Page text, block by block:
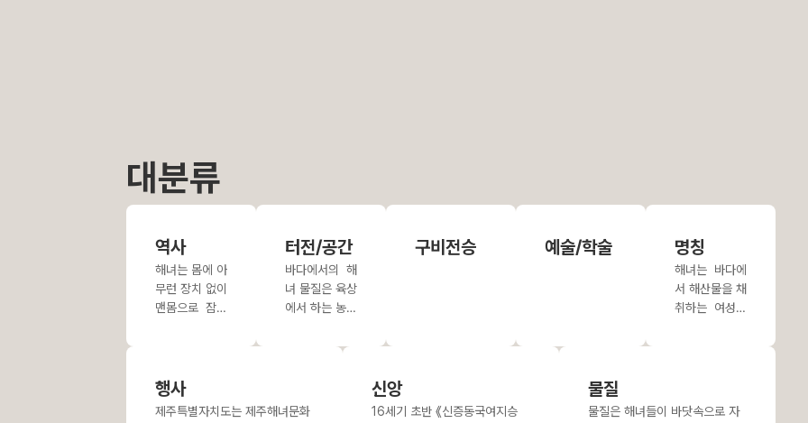
대분류
역사
해녀는 몸에 아
무런 장치 없이
맨몸으로 잠수
직
터전/공간
바다에서의 해
녀 물질은 육상
에서 하는 농사
물질은 수온·수
구비전승 예술/학술 명칭
해녀는 바다에
서 해산물을 채
취하는 여성을
도교육
행사
제주특별자치도는 제주해녀문화
신앙
16세기 초반 《신증동국여지승
물질
물질은 해녀들이 바닷속으로 자